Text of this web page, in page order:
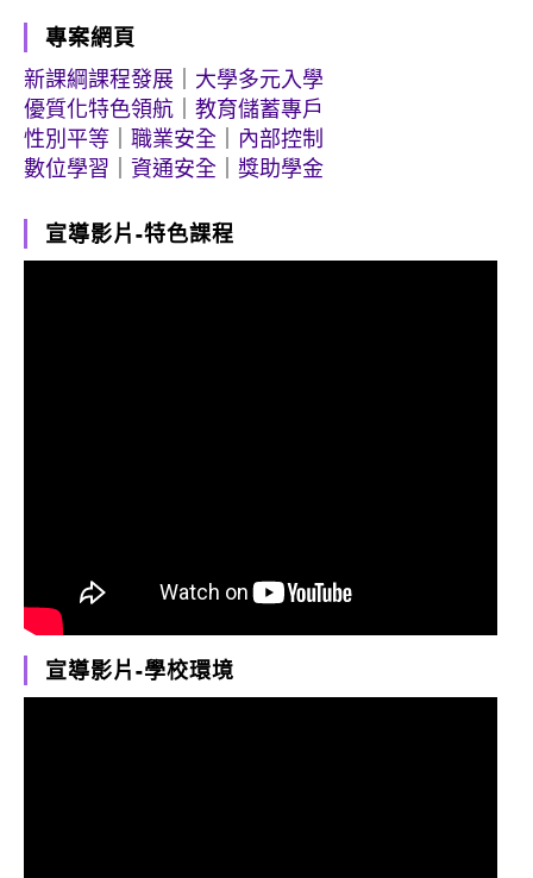
專案網頁
新課綱課程發展
大學多元入學
優質化特色領航
教育儲蓄專戶
性別平等
職業安全
內部控制
數位學習
資通安全 獎助學金
宣導影片-特色課程
宣導影片-學校環境